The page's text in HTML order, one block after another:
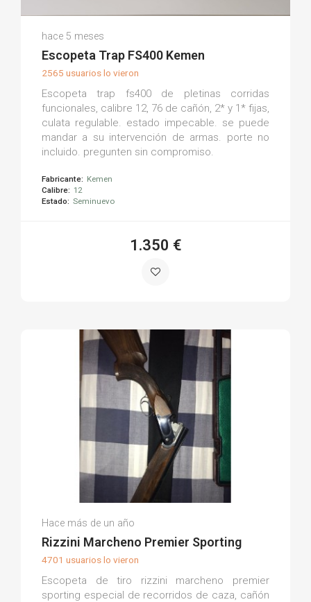
(0)
hace 5 meses
Escopeta Trap FS400 Kemen
2565 usuarios lo vieron
Escopeta trap fs400 de pletinas corridas
funcionales, calibre 12, 76 de cañón, 2* y 1* fijas,
culata regulable. estado impecable. se puede
mandar a su intervención de armas. porte no
incluido. pregunten sin compromiso.
Fabricante: Kemen
Calibre: 12
Estado: Seminuevo
1.350 €
Ismael M.
Hace más de un año
Rizzini Marcheno Premier Sporting
4701 usuarios lo vieron
Escopeta de tiro rizzini marcheno premier
sporting especial de recorridos de caza, cañón